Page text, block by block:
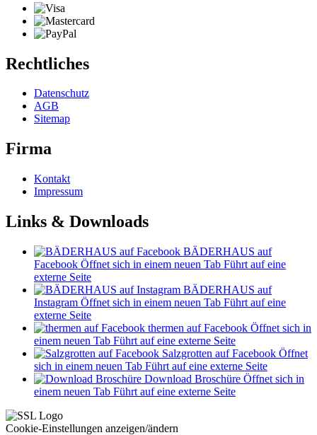
Rechtliches
Datenschutz
AGB
Sitemap
Firma
Kontakt
Impressum
Links & Downloads
BÄDERHAUS auf
Facebook Öffnet sich in einem neuen Tab Führt auf eine
externe Seite
BÄDERHAUS auf
Instagram Öffnet sich in einem neuen Tab Führt auf eine
externe Seite
thermen auf Facebook Öffnet sich in
einem neuen Tab Führt auf eine externe Seite
Salzgrotten auf Facebook Öffnet
sich in einem neuen Tab Führt auf eine externe Seite
Download Broschüre Öffnet sich in
einem neuen Tab Führt auf eine externe Seite
Cookie-Einstellungen anzeigen/ändern